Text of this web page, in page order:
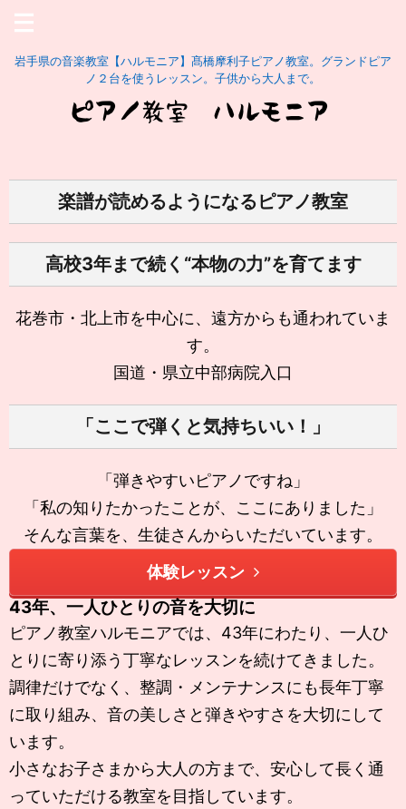
岩手県の音楽教室【ハルモニア】髙橋摩利子ピアノ教室。グランドピア
ノ２台を使うレッスン。子供から大人まで。
楽譜が読めるようになるピアノ教室
高校3年まで続く“本物の力”を育てます
花巻市・北上市を中心に、遠方からも通われていま
す。
国道・県立中部病院入口
「ここで弾くと気持ちいい！」
「弾きやすいピアノですね」
「私の知りたかったことが、ここにありました」
そんな言葉を、生徒さんからいただいています。
体験レッスン
43年、一人ひとりの音を大切に
ピアノ教室ハルモニアでは、43年にわたり、一人ひ
とりに寄り添う丁寧なレッスンを続けてきました。
調律だけでなく、整調・メンテナンスにも長年丁寧
に取り組み、音の美しさと弾きやすさを大切にして
います。
小さなお子さまから大人の方まで、安心して長く通
っていただける教室を目指しています。